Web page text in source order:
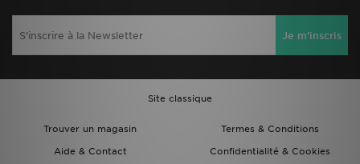
Je m'inscris
Site classique
Trouver un magasin
Termes & Conditions
Aide & Contact
Confidentialité & Cookies